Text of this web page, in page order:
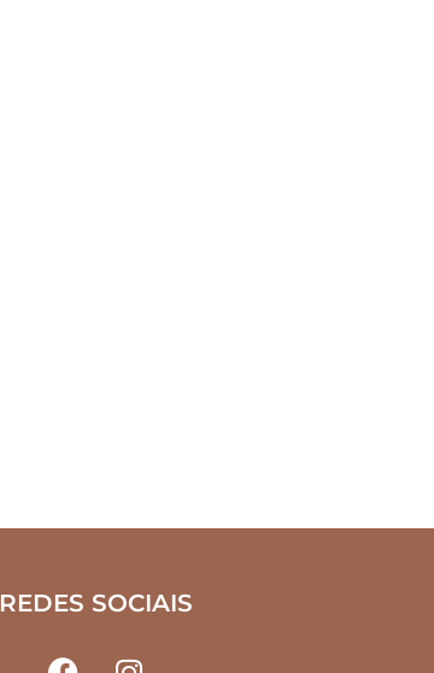
REDES SOCIAIS